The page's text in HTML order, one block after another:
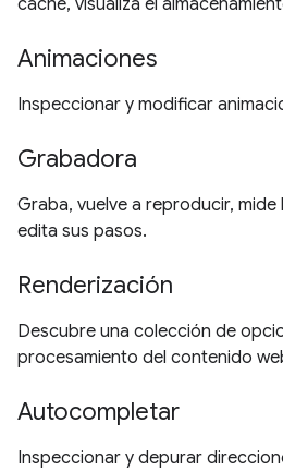
caché, visualiza el
Animaciones
Inspeccionar y modificar
Grabadora
Graba, vuelve a reproducir,
edita sus pasos.
Renderización
Descubre una colección de
procesamiento del contenido
Autocompletar
Inspeccionar y depurar